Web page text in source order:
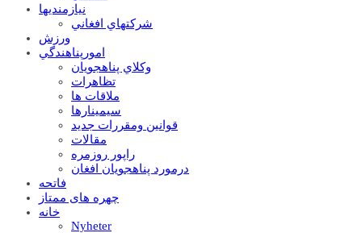
نيازمنديها
شرکتهاي افغاني
ورزش
امورپناهندگي
وکلاي پناهجويان
تظاهرات
ملاقات ها
سيمينارها
قوانين ومقررات جديد
مقالات
راپور روزمره
درمورد پناهجويان افغان
فاتحه
چهره های ممتاز
خانه
Nyheter